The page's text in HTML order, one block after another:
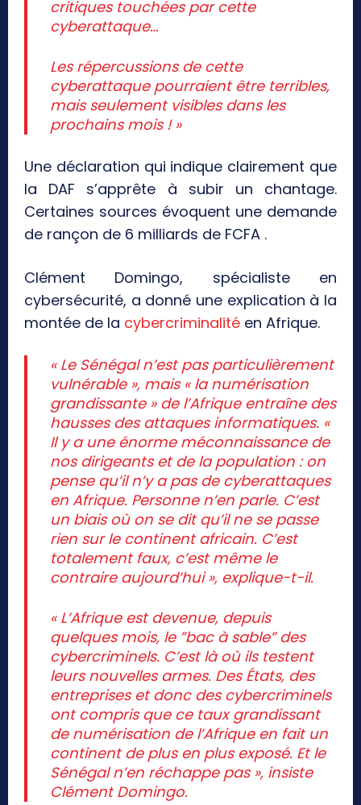
critiques touchées par cette
cyberattaque…
Les répercussions de cette
cyberattaque pourraient être terribles,
mais seulement visibles dans les
prochains mois ! »
Une déclaration qui indique clairement que
la DAF s’apprête à subir un chantage.
Certaines sources évoquent une demande
de rançon de 6 milliards de FCFA .
Clément Domingo, spécialiste en
cybersécurité, a donné une explication à la
montée de la cybercriminalité en Afrique.
« Le Sénégal n’est pas particulièrement
vulnérable », mais « la numérisation
grandissante » de l’Afrique entraîne des
hausses des attaques informatiques. «
Il y a une énorme méconnaissance de
nos dirigeants et de la population : on
pense qu’il n’y a pas de cyberattaques
en Afrique. Personne n’en parle. C’est
un biais où on se dit qu’il ne se passe
rien sur le continent africain. C’est
totalement faux, c’est même le
contraire aujourd’hui », explique-t-il.
« L’Afrique est devenue, depuis
quelques mois, le ”bac à sable” des
cybercriminels. C’est là où ils testent
leurs nouvelles armes. Des États, des
entreprises et donc des cybercriminels
ont compris que ce taux grandissant
de numérisation de l’Afrique en fait un
continent de plus en plus exposé. Et le
Sénégal n’en réchappe pas », insiste
Clément Domingo.